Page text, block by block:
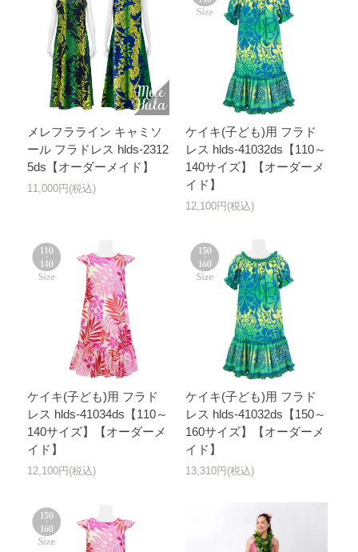
メレフラライン キャミソ
ール フラドレス hlds-2312
5ds【オーダーメイド】
11,000円(税込)
ケイキ(子ども)用 フラド
レス hlds-41032ds【110～
140サイズ】【オーダーメ
イド】
12,100円(税込)
ケイキ(子ども)用 フラド
レス hlds-41034ds【110～
140サイズ】【オーダーメ
イド】
12,100円(税込)
ケイキ(子ども)用 フラド
レス hlds-41032ds【150～
160サイズ】【オーダーメ
イド】
13,310円(税込)